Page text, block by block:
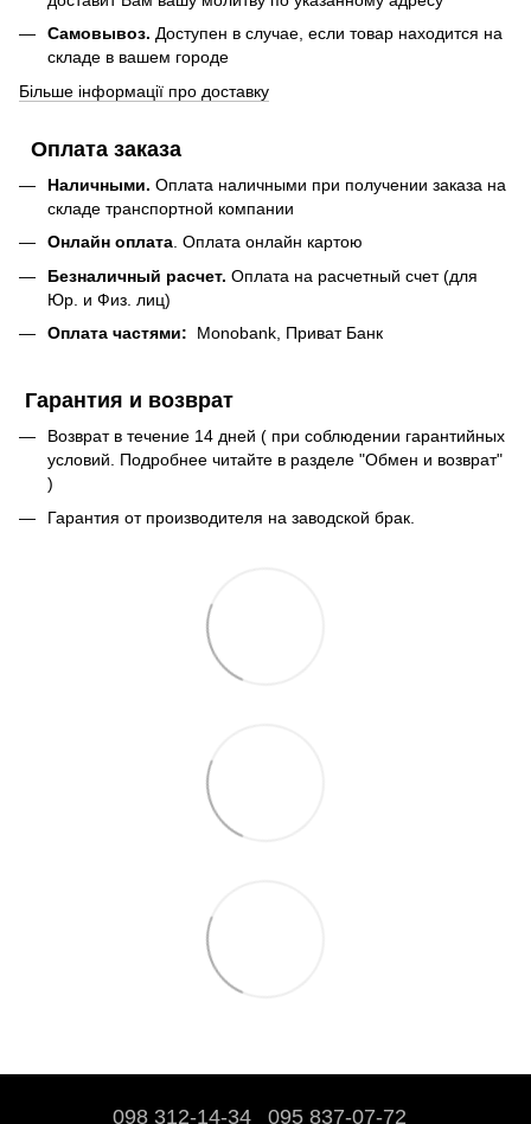
Самовывоз. Доступен в случае, если товар находится на
складе в вашем городе
Більше інформації про доставку
Оплата заказа
Наличными. Оплата наличными при получении заказа на
складе транспортной компании
Онлайн оплата . Оплата онлайн картою
Безналичный расчет. Оплата на расчетный счет (для
Юр. и Физ. лиц)
Оплата частями: Monobank, Приват Банк
Гарантия и возврат
Возврат в течение 14 дней ( при соблюдении гарантийных
условий. Подробнее читайте в разделе "Обмен и возврат"
)
Гарантия от производителя на заводской брак.
098 312-14-34 095 837-07-72